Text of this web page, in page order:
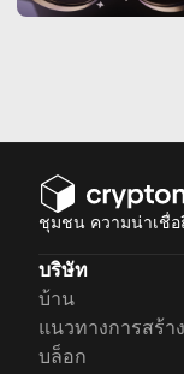
ชุมชน ความน่าเชื่อ
บริษัท
บ้าน
แนวทางการสร้า
บล็อก